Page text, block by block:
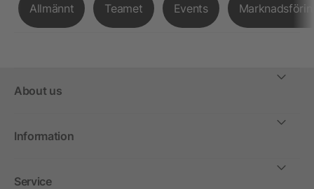
Allmännt Teamet Events
About us
Information
Service